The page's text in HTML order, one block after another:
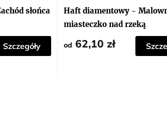
słońca
Szczegóły
Haft diamentowy -
miasteczko nad rzeką
od 62,10 zł